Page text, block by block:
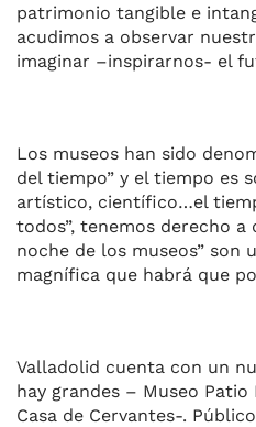
patrimonio tangible e
acudimos a observar
imaginar –inspirarnos- el
Los museos han sido
del tiempo” y el tiempo es
artístico, científico…el
todos”, tenemos derecho
noche de los museos” son
magnífica que habrá que
Valladolid cuenta con un
hay grandes – Museo
Casa de Cervantes-.